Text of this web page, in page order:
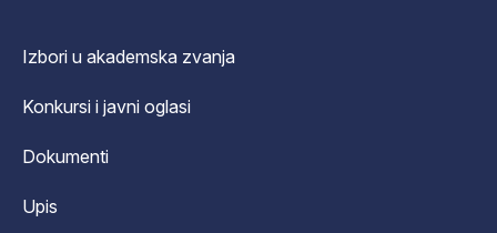
Izbori u akademska zvanja
Konkursi i javni oglasi
Dokumenti
Upis